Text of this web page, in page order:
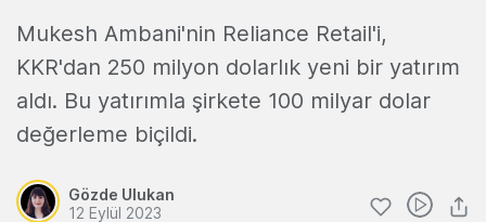
Mukesh Ambani'nin Reliance Retail'i,
KKR'dan 250 milyon dolarlık yeni bir yatırım
aldı. Bu yatırımla şirkete 100 milyar dolar
değerleme biçildi.
Gözde Ulukan
12 Eylül 2023